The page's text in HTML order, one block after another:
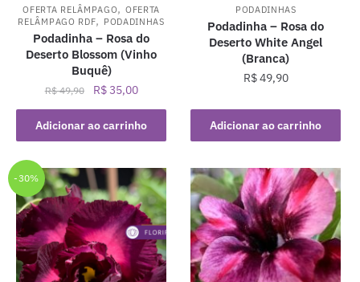
OFERTA RELÂMPAGO, OFERTA
RELÂMPAGO RDF, PODADINHAS
Podadinha – Rosa do
Deserto Blossom (Vinho
Buquê)
R$49,90
O
preço
original
era:
R$35,00O
preço
atual
é:
Adicionar ao carrinho
PODADINHAS
Podadinha – Rosa do
Deserto White Angel
(Branca)
R$49,90
Adicionar ao carrinho
-30%